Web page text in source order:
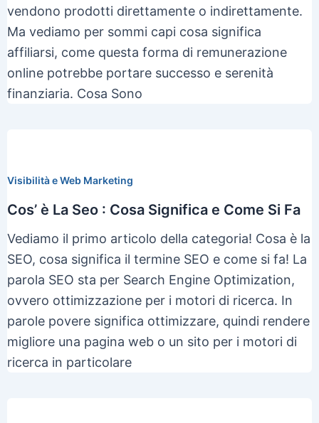
vendono prodotti direttamente o indirettamente.
Ma vediamo per sommi capi cosa significa
affiliarsi, come questa forma di remunerazione
online potrebbe portare successo e serenità
finanziaria. Cosa Sono
Visibilità e Web Marketing
Cos’ è La Seo : Cosa Significa e Come Si Fa
Vediamo il primo articolo della categoria! Cosa è la
SEO, cosa significa il termine SEO e come si fa! La
parola SEO sta per Search Engine Optimization,
ovvero ottimizzazione per i motori di ricerca. In
parole povere significa ottimizzare, quindi rendere
migliore una pagina web o un sito per i motori di
ricerca in particolare